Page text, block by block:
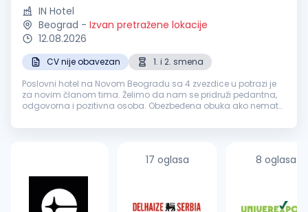
IN Hotel
Beograd - Izvan pretražene lokacije
12.08.2026
CV nije obavezan
1. i 2. smena
Poslovni hotel na Novom Beogradu sa 4 zvezdice u potrazi je
za novim članom tima. Želimo da nam se pridruži pedantna,
odgovorna i pozitivna osoba. Obezbeđena obuka ako nemate
poslovim...
17 oglasa 8 oglasa